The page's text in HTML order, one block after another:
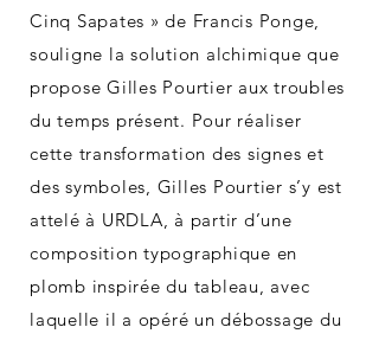
Cinq Sapates » de Francis Ponge,
souligne la solution alchimique que
propose Gilles Pourtier aux troubles
du temps présent. Pour réaliser
cette transformation des signes et
des symboles, Gilles Pourtier s’y est
attelé à URDLA, à partir d’une
composition typographique en
plomb inspirée du tableau, avec
laquelle il a opéré un débossage du